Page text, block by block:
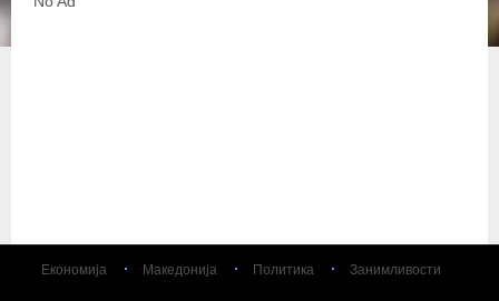
Економија Македонија Политика Занимливости